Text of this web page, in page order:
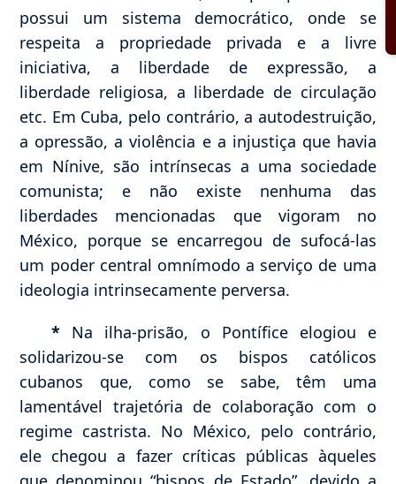
possui um sistema democrático, onde se
respeita a propriedade privada e a livre
iniciativa, a liberdade de expressão, a
liberdade religiosa, a liberdade de circulação
etc. Em Cuba, pelo contrário, a autodestruição,
a opressão, a violência e a injustiça que havia
em Nínive, são intrínsecas a uma sociedade
comunista; e não existe nenhuma das
liberdades mencionadas que vigoram no
México, porque se encarregou de sufocá-las
um poder central omnímodo a serviço de uma
ideologia intrinsecamente perversa.
* Na ilha-prisão, o Pontífice elogiou e
solidarizou-se com os bispos católicos
cubanos que, como se sabe, têm uma
lamentável trajetória de colaboração com o
regime castrista. No México, pelo contrário,
ele chegou a fazer críticas públicas àqueles